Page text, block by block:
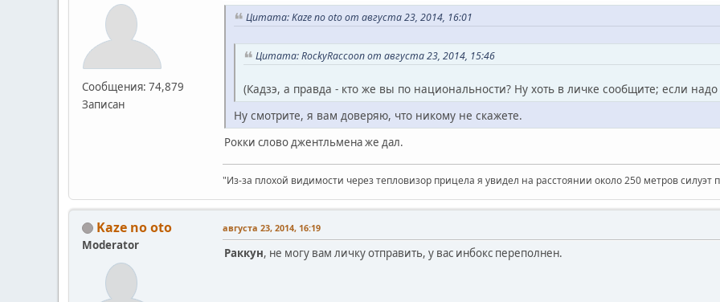
Сообщения: 74,879
Записан
Цитата: Kaze no oto от августа 23, 2014, 16:01
Цитата: RockyRaccoon от августа 23, 2014, 15:46
(Кадзэ, а правда - кто же вы по национальности? Ну хоть в личке сообщите; если
Ну смотрите, я вам доверяю, что никому не скажете.
Рокки слово джентльмена же дал.
"Из-за плохой видимости через тепловизор прицела я увидел на расстоянии около 250 метров
Kaze no oto
Moderator
августа 23, 2014, 16:19
Раккун, не могу вам личку отправить, у вас инбокс переполнен.